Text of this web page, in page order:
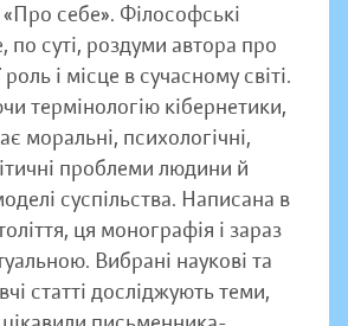
«Про себе». Філософські
по суті, роздуми автора про
роль і місце в сучасному світі.
термінологію кібернетики,
моральні, психологічні,
проблеми людини й
суспільства. Написана в
ця монографія і зараз
Вибрані наукові та
статті досліджують теми,